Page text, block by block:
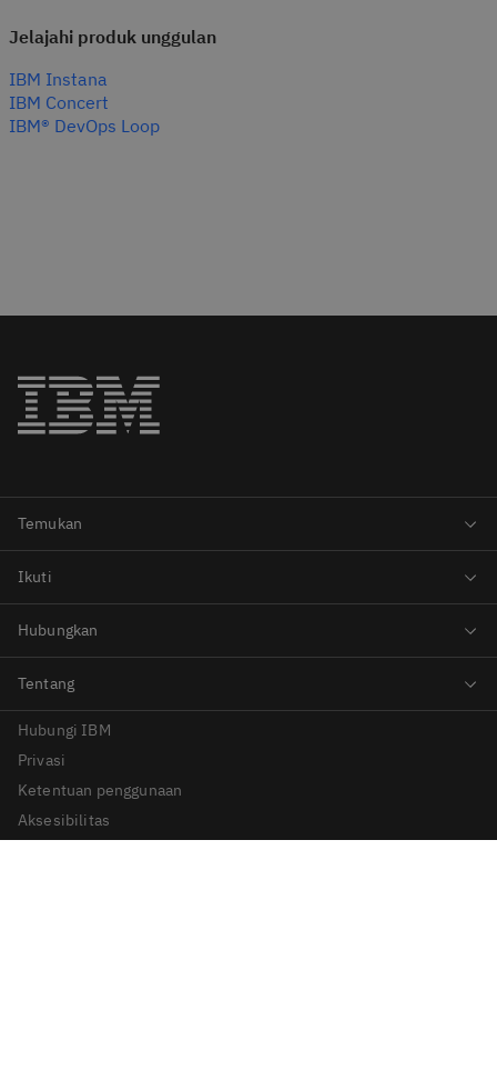
Jelajahi produk unggulan
IBM Instana
IBM Concert
IBM® DevOps Loop
Hubungi IBM
Privasi
Ketentuan penggunaan
Aksesibilitas